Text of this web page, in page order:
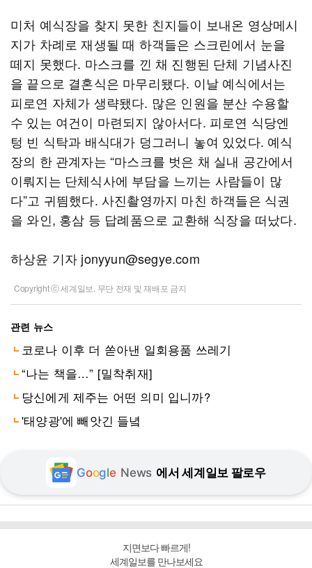
미처 예식장을 찾지 못한 친지들이 보내온 영상메시
지가 차례로 재생될 때 하객들은 스크린에서 눈을
떼지 못했다. 마스크를 낀 채 진행된 단체 기념사진
을 끝으로 결혼식은 마무리됐다. 이날 예식에서는
피로연 자체가 생략됐다. 많은 인원을 분산 수용할
수 있는 여건이 마련되지 않아서다. 피로연 식당엔
텅 빈 식탁과 배식대가 덩그러니 놓여 있었다. 예식
장의 한 관계자는 “마스크를 벗은 채 실내 공간에서
이뤄지는 단체식사에 부담을 느끼는 사람들이 많
다”고 귀띔했다. 사진촬영까지 마친 하객들은 식권
을 와인, 홍삼 등 답례품으로 교환해 식장을 떠났다.
하상윤 기자 jonyyun@segye.com
Copyright ⓒ 세계일보. 무단 전재 및 재배포 금지
관련 뉴스
코로나 이후 더 쏟아낸 일회용품 쓰레기
“나는 책을…” [밀착취재]
당신에게 제주는 어떤 의미 입니까?
'태양광'에 빼앗긴 들녘
Google News 에서 세계일보 팔로우
지면보다 빠르게!
세계일보를 만나보세요